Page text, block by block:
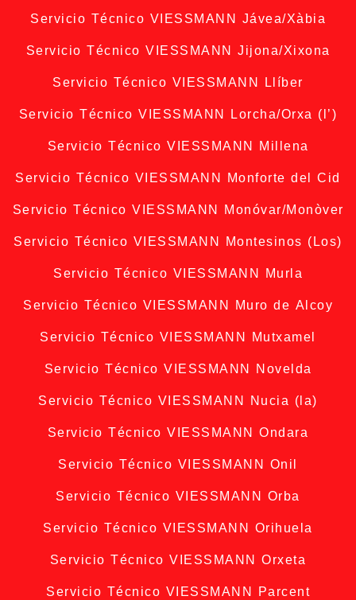
Servicio Técnico VIESSMANN Jávea/Xàbia
Servicio Técnico VIESSMANN Jijona/Xixona
Servicio Técnico VIESSMANN Llíber
Servicio Técnico VIESSMANN Lorcha/Orxa (l’)
Servicio Técnico VIESSMANN Millena
Servicio Técnico VIESSMANN Monforte del Cid
Servicio Técnico VIESSMANN Monóvar/Monòver
Servicio Técnico VIESSMANN Montesinos (Los)
Servicio Técnico VIESSMANN Murla
Servicio Técnico VIESSMANN Muro de Alcoy
Servicio Técnico VIESSMANN Mutxamel
Servicio Técnico VIESSMANN Novelda
Servicio Técnico VIESSMANN Nucia (la)
Servicio Técnico VIESSMANN Ondara
Servicio Técnico VIESSMANN Onil
Servicio Técnico VIESSMANN Orba
Servicio Técnico VIESSMANN Orihuela
Servicio Técnico VIESSMANN Orxeta
Servicio Técnico VIESSMANN Parcent